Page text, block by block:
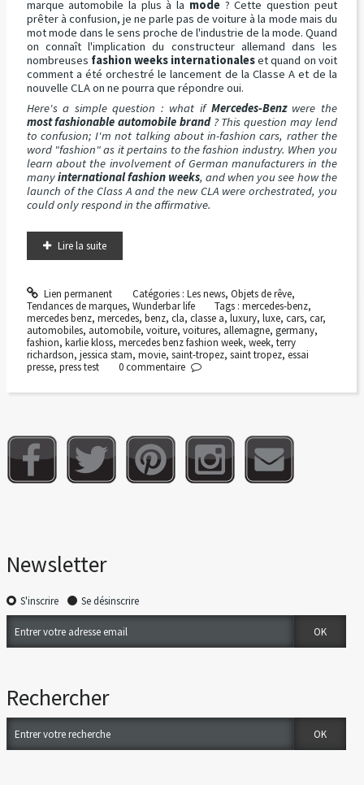
marque automobile la plus à la mode? Cette question peut
prêter à confusion, je ne parle pas de voiture à la mode mais du
mot mode dans le sens proche de l'industrie de la mode. Quand
on connaît l'implication du constructeur allemand dans les
nombreuses fashion weeks internationaleset quand on voit
comment a été orchestré le lancement de la Classe A et de la
nouvelle CLA on ne pourra que répondre oui.
Here's a simple question : what if Mercedes-Benzwere the
most fashionable automobile brand? This question may lend
to confusion; I'm not talking about in-fashion cars, rather the
word "fashion" as it pertains to the fashion industry. When you
learn about the involvement of German manufacturers in the
manyinternational fashion weeks, and when you see how the
launch of the Class A and the new CLA were orchestrated, you
could only respond in the affirmative.
Lire la suite
Lien permanent Catégories : Les news, Objets de rêve,
Tendances de marques, Wunderbar life Tags :mercedes-benz,
mercedes benz, mercedes, benz, cla, classe a, luxury, luxe, cars, car,
automobiles, automobile, voiture, voitures, allemagne, germany,
fashion, karlie kloss, mercedes benz fashion week, week, terry
richardson, jessica stam, movie, saint-tropez, saint tropez, essai
presse, press test 0commentaire
Newsletter
S'inscrire Se désinscrire
Rechercher